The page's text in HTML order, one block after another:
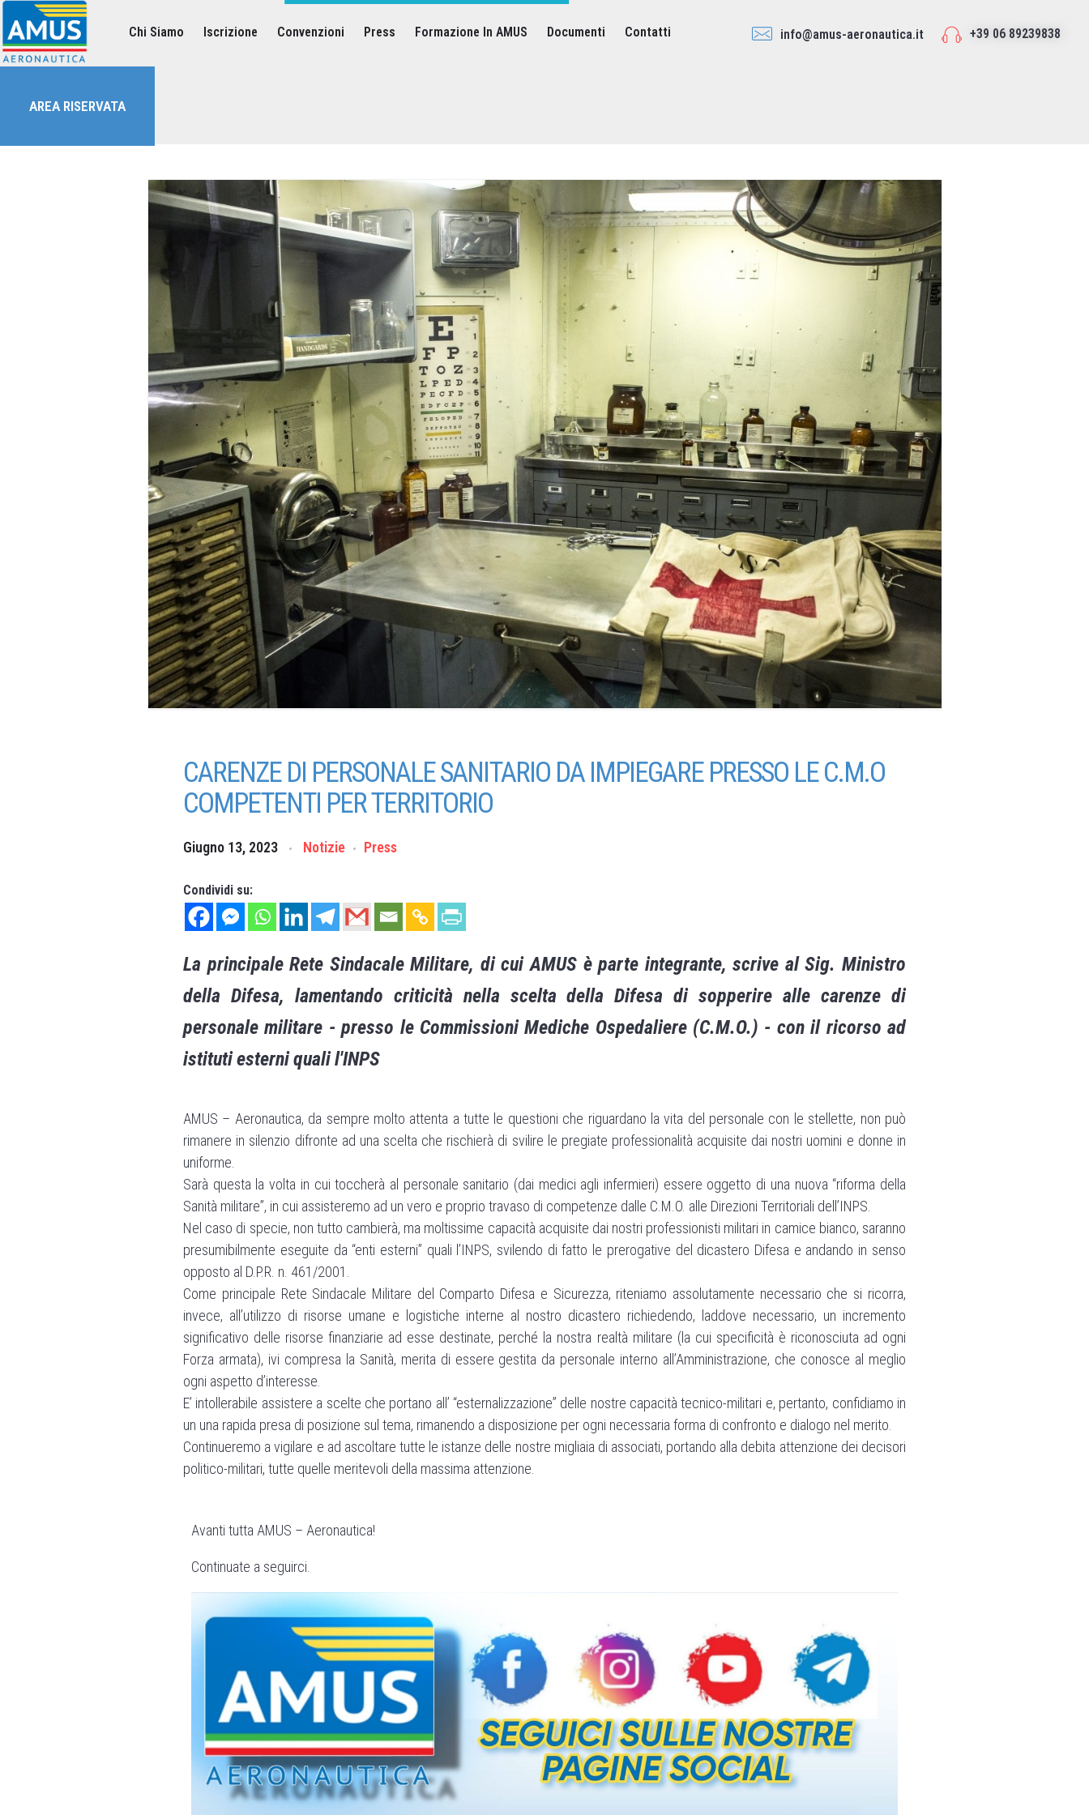
Associazione dei Militari Uniti in Sindacato - AMUS Aeronautica
Chi Siamo Iscrizione Convenzioni Press Formazione In AMUS Documenti Contatti info@amus-aeronautica.it +39 06 89239838
AREA RISERVATA
CARENZE DI PERSONALE SANITARIO DA IMPIEGARE PRESSO LE C.M.O
COMPETENTI PER TERRITORIO
Giugno 13, 2023 Notizie Press
Condividi su:
La principale Rete Sindacale Militare, di cui AMUS è parte integrante, scrive al Sig. Ministro
della Difesa, lamentando criticità nella scelta della Difesa di sopperire alle carenze di
personale militare - presso le Commissioni Mediche Ospedaliere (C.M.O.) - con il ricorso ad
istituti esterni quali l'INPS
AMUS – Aeronautica, da sempre molto attenta a tutte le questioni che riguardano la vita del personale con le stellette, non può
rimanere in silenzio difronte ad una scelta che rischierà di svilire le pregiate professionalità acquisite dai nostri uomini e donne in
uniforme.
Sarà questa la volta in cui toccherà al personale sanitario (dai medici agli infermieri) essere oggetto di una nuova “riforma della
Sanità militare”, in cui assisteremo ad un vero e proprio travaso di competenze dalle C.M.O. alle Direzioni Territoriali dell’INPS.
Nel caso di specie, non tutto cambierà, ma moltissime capacità acquisite dai nostri professionisti militari in camice bianco, saranno
presumibilmente eseguite da “enti esterni” quali l’INPS, svilendo di fatto le prerogative del dicastero Difesa e andando in senso
opposto al D.P.R. n. 461/2001.
Come principale Rete Sindacale Militare del Comparto Difesa e Sicurezza, riteniamo assolutamente necessario che si ricorra,
invece, all’utilizzo di risorse umane e logistiche interne al nostro dicastero richiedendo, laddove necessario, un incremento
significativo delle risorse finanziarie ad esse destinate, perché la nostra realtà militare (la cui specificità è riconosciuta ad ogni
Forza armata), ivi compresa la Sanità, merita di essere gestita da personale interno all’Amministrazione, che conosce al meglio
ogni aspetto d’interesse.
E’ intollerabile assistere a scelte che portano all’ “esternalizzazione” delle nostre capacità tecnico-militari e, pertanto, confidiamo in
un una rapida presa di posizione sul tema, rimanendo a disposizione per ogni necessaria forma di confronto e dialogo nel merito.
Continueremo a vigilare e ad ascoltare tutte le istanze delle nostre migliaia di associati, portando alla debita attenzione dei decisori
politico-militari, tutte quelle meritevoli della massima attenzione.
Avanti tutta AMUS – Aeronautica!
Continuate a seguirci.